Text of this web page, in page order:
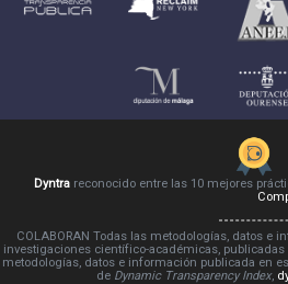
Dyntrareconocido entre las 10 mejores
COLABORAN Todas las metodologías, datos e
investigaciones científico-académicas,
metodologías, datos e información publicada en
de Dynamic Transparency Index,